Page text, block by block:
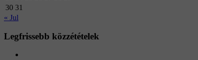
30 31
« Jul
Legfrissebb közzétételek